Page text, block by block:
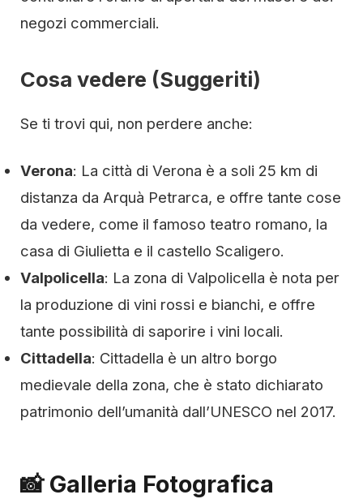
negozi commerciali.
Cosa vedere (Suggeriti)
Se ti trovi qui, non perdere anche:
Verona: La città di Verona è a soli 25 km di
distanza da Arquà Petrarca, e offre tante cose
da vedere, come il famoso teatro romano, la
casa di Giulietta e il castello Scaligero.
Valpolicella: La zona di Valpolicella è nota per
la produzione di vini rossi e bianchi, e offre
tante possibilità di saporire i vini locali.
Cittadella: Cittadella è un altro borgo
medievale della zona, che è stato dichiarato
patrimonio dell’umanità dall’UNESCO nel 2017.
📸 Galleria Fotografica